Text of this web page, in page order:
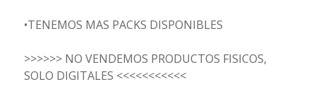
•TENEMOS MAS PACKS DISPONIBLES
>>>>>> NO VENDEMOS PRODUCTOS FISICOS,
SOLO DIGITALES <<<<<<<<<<<